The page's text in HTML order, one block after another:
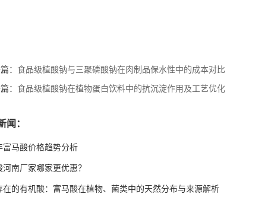
： 食品级植酸钠与三聚磷酸钠在肉制品保水性中的成本对比
： 食品级植酸钠在植物蛋白饮料中的抗沉淀作用及工艺优化
闻：
富马酸价格趋势分析
河南厂家哪家更优惠？
在的有机酸：富马酸在植物、菌类中的天然分布与来源解析